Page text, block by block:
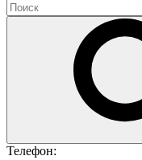
Телефон: